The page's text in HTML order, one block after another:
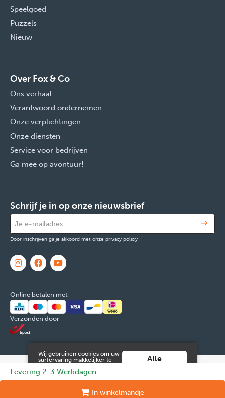
Levering 2-3 Werkdagen
In winkelmandje
Speelgoed
Puzzels
Nieuw
Over Fox & Co
Ons verhaal
Verantwoord ondernemen
Onze verplichtingen
Onze diensten
Service voor bedrijven
Ga mee op avontuur!
Schrijf je in op onze nieuwsbrief
Door inschrijven ga je akkoord met onze privacy policiy
Online betalen met
Verzonden door
© 2026 FOX & Cie Ondernemingsnr: 0551.965.335
Tilroy.
Juridische informatie en contact
Cookies
Wij gebruiken cookies om uw
surfervaring makkelijker te
te maken van deze website ga
je hiermee akkoord.
Meer info vind je in onze
algemene voorwaarden.
Alle
aanvaarden